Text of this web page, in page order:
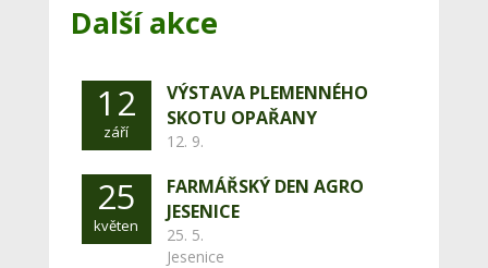
Další akce
12
září
VÝSTAVA PLEMENNÉHO
SKOTU OPAŘANY
12. 9.
25
květen
FARMÁŘSKÝ DEN AGRO
JESENICE
25. 5.
Jesenice